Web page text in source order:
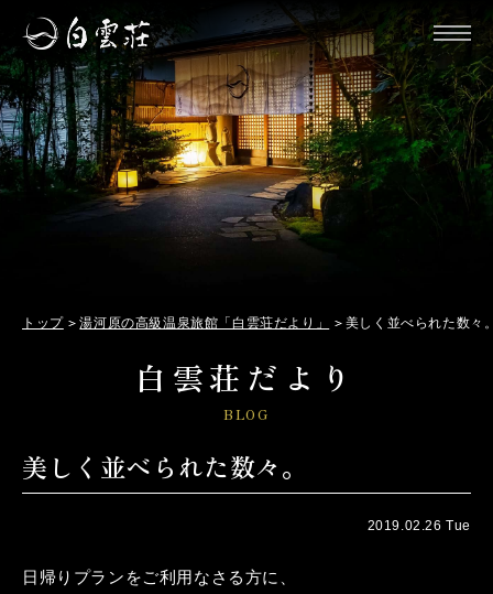
トップ 湯河原の高級温泉旅館「白雲荘だより」 美しく並べられた数々
白雲荘だより
BLOG
美しく並べられた数々。
2019.02.26 Tue
日帰りプランをご利用なさる方に、